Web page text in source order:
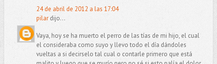
24 de abril de 2012 a las 17:04
pilardijo...
Vaya, hoy se ha muerto el perro de las tías de mi hijo, el cual
el consideraba como suyo y llevo todo el día dándoles
vueltas a si decirselo tal cual o contarle primero que está